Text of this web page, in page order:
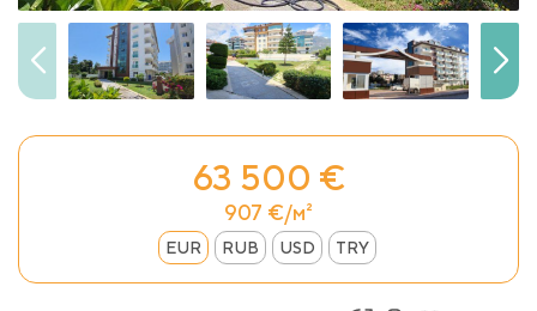
63 500 €
907 €/м²
EUR RUB USD TRY